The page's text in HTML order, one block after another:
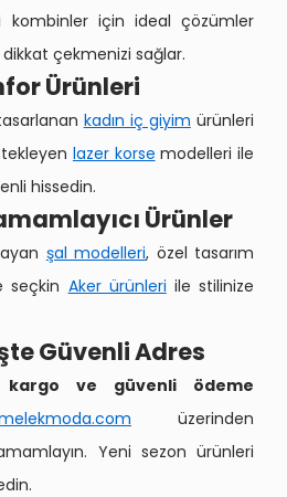
kombinler için ideal çözümler
çekmenizi sağlar.
Ürünleri
kadın iç giyim ürünleri
lazer korse modelleri ile
hissedin.
Ürünler
şal modelleri, özel tasarım
seçkin Aker ürünleri ile stilinize
Güvenli Adres
kargo ve güvenli ödeme
üzerinden
Yeni sezon ürünleri